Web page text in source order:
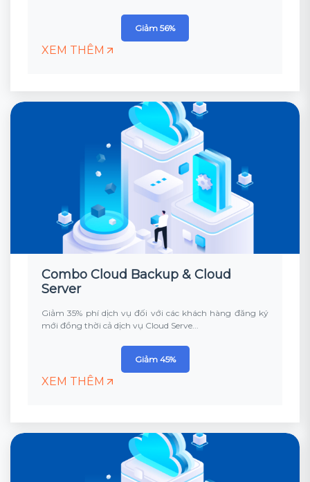
Giảm 56%
XEM THÊM
Combo Cloud Backup & Cloud
Server
Giảm 35% phí dịch vụ đối với các khách hàng đăng ký
mới đồng thời cả dịch vụ Cloud Serve...
Giảm 45%
XEM THÊM